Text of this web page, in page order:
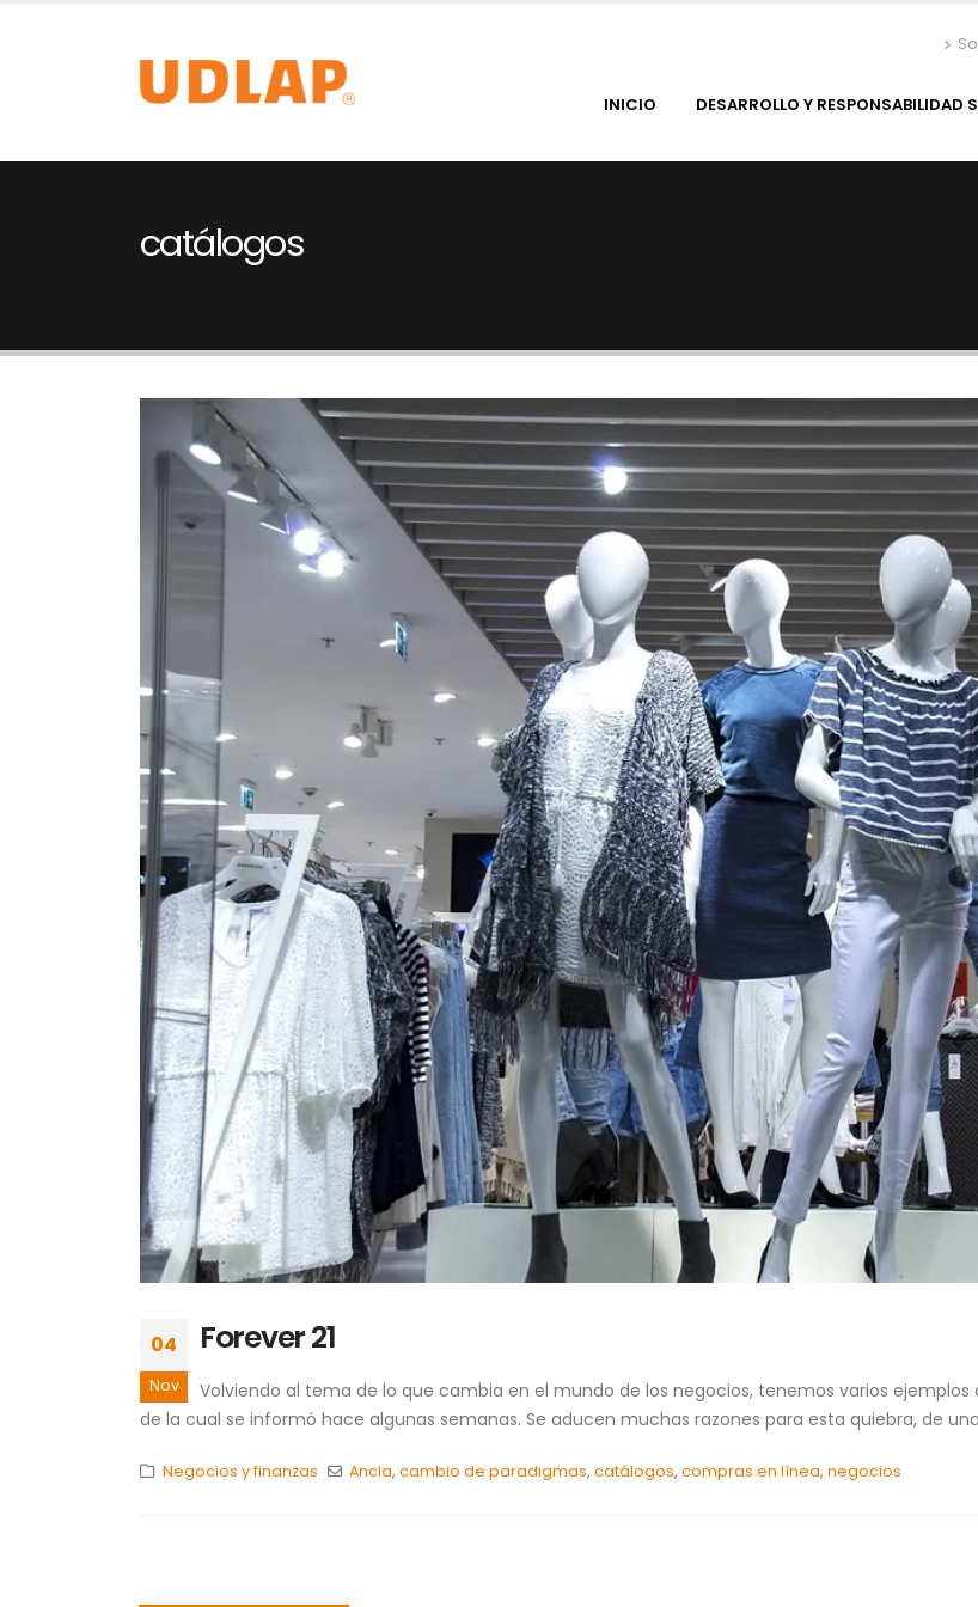
INICIO DESARROLLO Y RESPONSABILIDAD
catálogos
04
Nov
Forever 21
Volviendo al tema de lo que cambia en el mundo de los negocios, tenemos varios ejemplos
de la cual se informó hace algunas semanas. Se aducen muchas razones para esta quiebra, de
Negocios y finanzas Ancla,cambio de paradigmas,catálogos,compras en línea,negocios